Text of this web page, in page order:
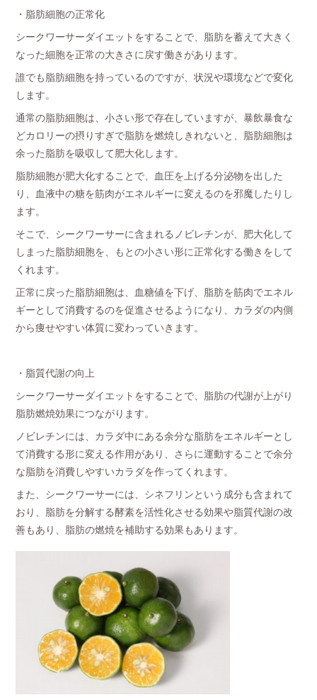
・脂肪細胞の正常化
シークワーサーダイエットをすることで、脂肪を蓄えて大きく
なった細胞を正常の大きさに戻す働きがあります。
誰でも脂肪細胞を持っているのですが、状況や環境などで変化
します。
通常の脂肪細胞は、小さい形で存在していますが、暴飲暴食な
どカロリーの摂りすぎで脂肪を燃焼しきれないと、脂肪細胞は
余った脂肪を吸収して肥大化します。
脂肪細胞が肥大化することで、血圧を上げる分泌物を出した
り、血液中の糖を筋肉がエネルギーに変えるのを邪魔したりし
ます。
そこで、シークワーサーに含まれるノビレチンが、肥大化して
しまった脂肪細胞を、もとの小さい形に正常化する働きをして
くれます。
正常に戻った脂肪細胞は、血糖値を下げ、脂肪を筋肉でエネル
ギーとして消費するのを促進させるようになり、カラダの内側
から痩せやすい体質に変わっていきます。
・脂質代謝の向上
シークワーサーダイエットをすることで、脂肪の代謝が上がり
脂肪燃焼効果につながります。
ノビレチンには、カラダ中にある余分な脂肪をエネルギーとし
て消費する形に変える作用があり、さらに運動することで余分
な脂肪を消費しやすいカラダを作ってくれます。
また、シークワーサーには、シネフリンという成分も含まれて
おり、脂肪を分解する酵素を活性化させる効果や脂質代謝の改
善もあり、脂肪の燃焼を補助する効果もあります。